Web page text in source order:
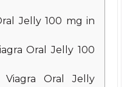
Jelly 100 mg in
Oral Jelly 100
Viagra Oral Jelly